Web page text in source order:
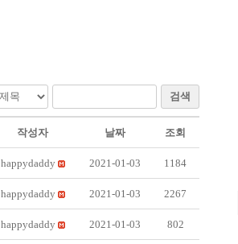
검색
작성자 날짜 조회
happydaddy 2021-01-03 1184
happydaddy 2021-01-03 2267
happydaddy 2021-01-03 802